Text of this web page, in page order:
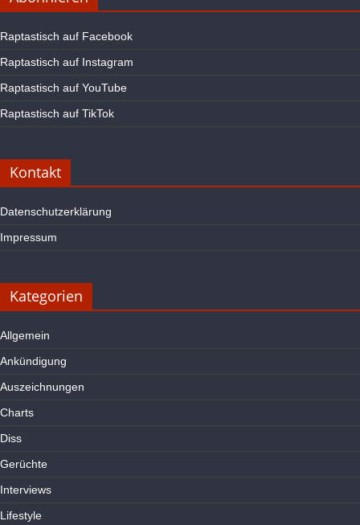
Raptastisch auf Facebook
Raptastisch auf Instagram
Raptastisch auf YouTube
Raptastisch auf TikTok
Kontakt
Datenschutzerklärung
Impressum
Kategorien
Allgemein
Ankündigung
Auszeichnungen
Charts
Diss
Gerüchte
Interviews
Lifestyle